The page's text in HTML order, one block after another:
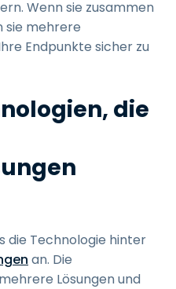
Wenn sie zusammen
sie mehrere
Endpunkte sicher zu
die
die Technologie hinter
an. Die
Lösungen und